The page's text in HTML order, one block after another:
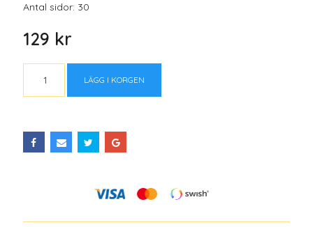
Antal sidor: 30
129 kr
LÄGG I KORGEN